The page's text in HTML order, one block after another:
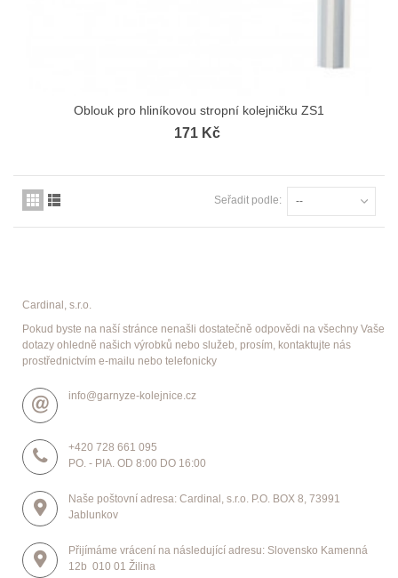
Oblouk pro hliníkovou stropní kolejničku ZS1
171 Kč
Seřadit podle: --
Cardinal, s.r.o.
Pokud byste na naší stránce nenašli dostatečně odpovědi na všechny Vaše
dotazy ohledně našich výrobků nebo služeb, prosím, kontaktujte nás
prostřednictvím e-mailu nebo telefonicky
info@garnyze-kolejnice.cz
+420 728 661 095
PO. - PIA. OD 8:00 DO 16:00
Naše poštovní adresa: Cardinal, s.r.o. P.O. BOX 8, 73991
Jablunkov
Přijímáme vrácení na následující adresu: Slovensko Kamenná
12b 010 01 Žilina